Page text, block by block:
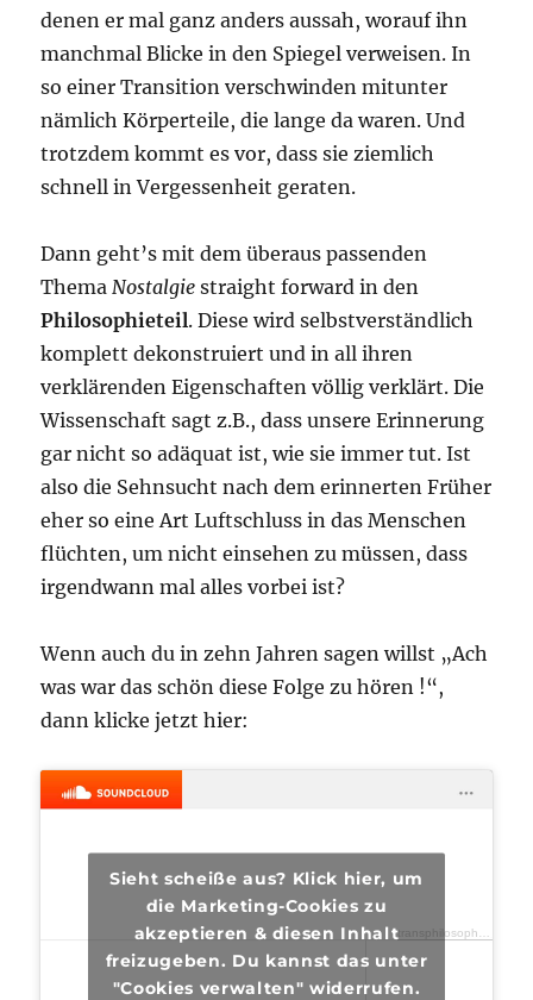
denen er mal ganz anders aussah, worauf ihn
manchmal Blicke in den Spiegel verweisen. In
so einer Transition verschwinden mitunter
nämlich Körperteile, die lange da waren. Und
trotzdem kommt es vor, dass sie ziemlich
schnell in Vergessenheit geraten.
Dann geht’s mit dem überaus passenden
ThemaNostalgie straight forward in den
Philosophieteil. Diese wird selbstverständlich
komplett dekonstruiert und in all ihren
verklärenden Eigenschaften völlig verklärt. Die
Wissenschaft sagt z.B., dass unsere Erinnerung
gar nicht so adäquat ist, wie sie immer tut. Ist
also die Sehnsucht nach dem erinnerten Früher
eher so eine Art Luftschluss in das Menschen
flüchten, um nicht einsehen zu müssen, dass
irgendwann mal alles vorbei ist?
Wenn auch du in zehn Jahren sagen willst „Ach
was war das schön diese Folge zu hören !“,
dann klicke jetzt hier:
Sieht scheiße aus? Klick hier, um
die Marketing-Cookies zu
akzeptieren & diesen Inhalt
freizugeben. Du kannst das unter
"Cookies verwalten" widerrufen.